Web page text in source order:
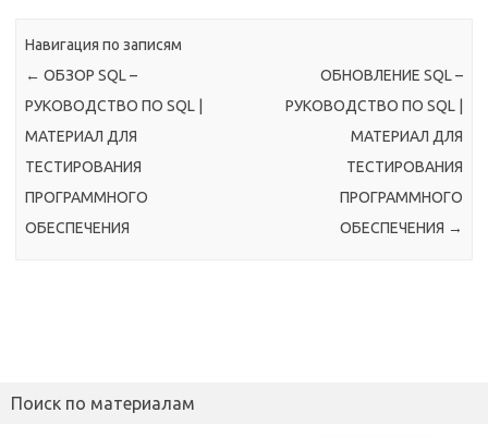
Навигация по записям
← ОБЗОР SQL –
РУКОВОДСТВО ПО SQL |
МАТЕРИАЛ ДЛЯ
ТЕСТИРОВАНИЯ
ПРОГРАММНОГО
ОБЕСПЕЧЕНИЯ
ОБНОВЛЕНИЕ SQL –
РУКОВОДСТВО ПО SQL |
МАТЕРИАЛ ДЛЯ
ТЕСТИРОВАНИЯ
ПРОГРАММНОГО
ОБЕСПЕЧЕНИЯ →
Поиск по материалам